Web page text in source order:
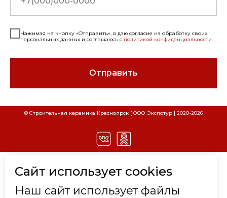
Нажимая на кнопку «Отправить», я даю согласие на обработку своих
персональных данных и соглашаюсь с политикой конфиденциальности
Отправить
СКАЧАТЬ РЕКВИЗИТЫ ООО "СТРОИТЕЛЬНАЯ
Наименование организации
ООО "Строительная
Керамика"
Вид деятельности
Торговля
стройматериалами
Юридический адрес
660077, г.Красноярск, ул.
СКАЧАТЬ РЕКВИЗИТЫ ООО "ЭКСПОТУР"
Наименование организации ООО "Экспотур"
стройматериалами
2465204635
© Строительная керамика Красноярск [ ООО Экспотур ] 2020-2026
КИРПИЧ КЛИНКЕРНЫЙ
Сайт использует cookies
Наш сайт использует файлы